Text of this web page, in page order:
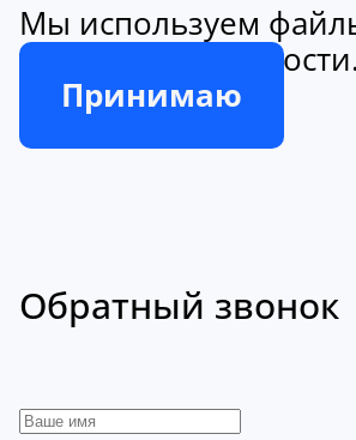
Мы используем
конфиденциальности.
Принимаю
Обратный звонок